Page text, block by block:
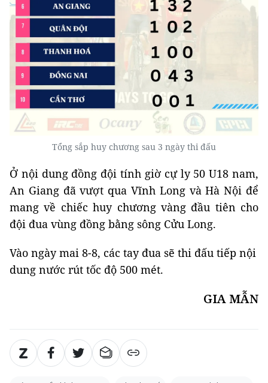
Tổng sắp huy chương sau 3 ngày thi đấu
Ở nội dung đồng đội tính giờ cự ly 50 U18 nam,
An Giang đã vượt qua Vĩnh Long và Hà Nội để
mang về chiếc huy chương vàng đầu tiên cho
đội đua vùng đồng bằng sông Cửu Long.
Vào ngày mai 8-8, các tay đua sẽ thi đấu tiếp nội
dung nước rút tốc độ 500 mét.
GIA MẪN